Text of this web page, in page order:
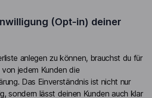
(Opt-in) deiner
anlegen zu können, brauchst du für
jedem Kunden die
Das Einverständnis ist nicht nur
sondern lässt deinen Kunden auch klar